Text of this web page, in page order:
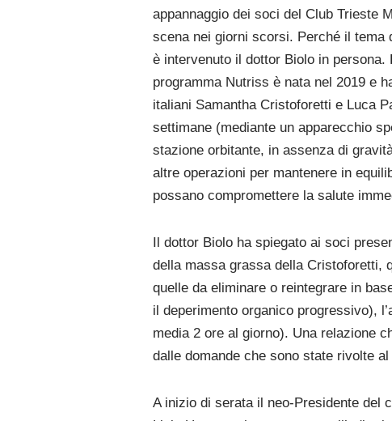
appannaggio dei soci del Club Trieste
scena nei giorni scorsi. Perché il tema
è intervenuto il dottor Biolo in
programma Nutriss è nata nel 2019 e
italiani Samantha Cristoforetti e Luca
settimane (mediante un apparecchio
stazione orbitante, in assenza di
altre operazioni per mantenere in
possano compromettere la salute
Il dottor Biolo ha spiegato ai soci
della massa grassa della Cristoforetti,
quelle da eliminare o reintegrare in
il deperimento organico progressivo),
media 2 ore al giorno). Una relazione
dalle domande che sono state rivolte
A inizio di serata il neo-Presidente del